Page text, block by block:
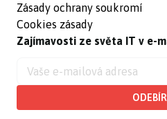
Zásady ochrany soukromí
Cookies zásady
Zajímavosti ze světa IT v e-